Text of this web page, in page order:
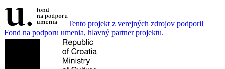
Tento projekt z verejných zdrojov podporil
Fond na podporu umenia, hlavný partner projektu.